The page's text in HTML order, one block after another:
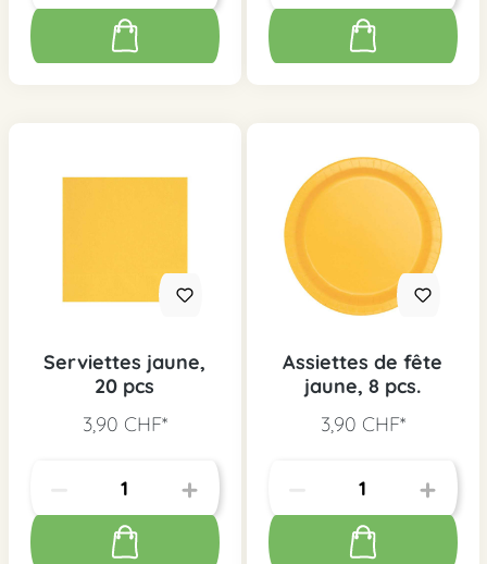
Serviettes jaune,
20 pcs
3,90 CHF*
Assiettes de fête
jaune, 8 pcs.
3,90 CHF*